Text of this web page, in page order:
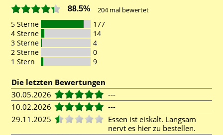
88.5% 204mal bewertet
5 Sterne
177
4 Sterne
14
3 Sterne
4
2 Sterne
0
1 Stern
9
Die letzten Bewertungen
30.05.2026
---
10.02.2026
---
29.11.2025
Essen ist eiskalt. Langsam
nervt es hier zu bestellen.